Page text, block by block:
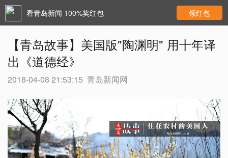
看青岛新闻 100%奖红包 领红包
【青岛故事】美国版"陶渊明" 用十年译
出《道德经》
2018-04-08 21:53:15 青岛新闻网